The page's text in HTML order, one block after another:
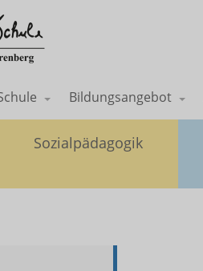
Bildungsangebot
Sozialpädagogik